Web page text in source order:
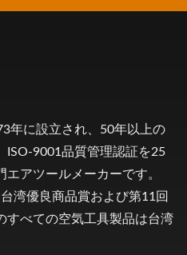
年に設立され、50年以上の
ISO-9001品質管理認証を25
アツールメーカーです。
湾優良商品賞および第11回
すべての空気工具製品は台湾